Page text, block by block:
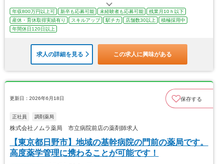
年収800万円以上可 新卒も応募可能 未経験者も応募可能
残業月10ｈ以下
産休・育休取得実績有り
スキルアップ 駅チカ 店舗数30以上
積極採用中
年間休日120日以上
求人の詳細を見る この求人に興味がある
更新日：2026年6月18日 保存する
正社員 調剤薬局
株式会社ノムラ薬局 市立病院前店の薬剤師求人
【東京都日野市】地域の基幹病院の門前の薬局です。
高度薬学管理に携わることが可能です！